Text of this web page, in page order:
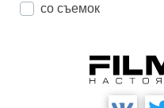
со съемок